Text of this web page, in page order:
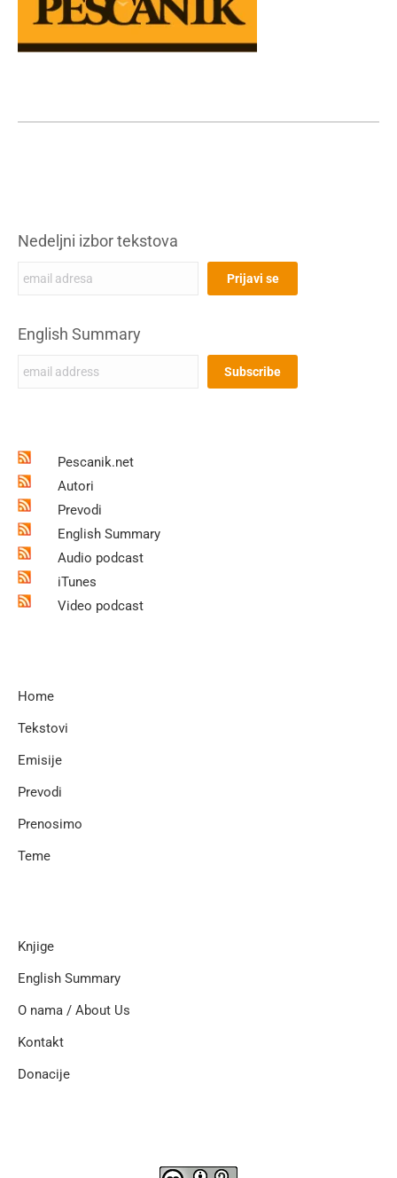
Nedeljni izbor tekstova
English Summary
Pescanik.net
Autori
Prevodi
English Summary
Audio podcast
iTunes
Video podcast
Home
Tekstovi
Emisije
Prevodi
Prenosimo
Teme
Knjige
English Summary
O nama / About Us
Kontakt
Donacije